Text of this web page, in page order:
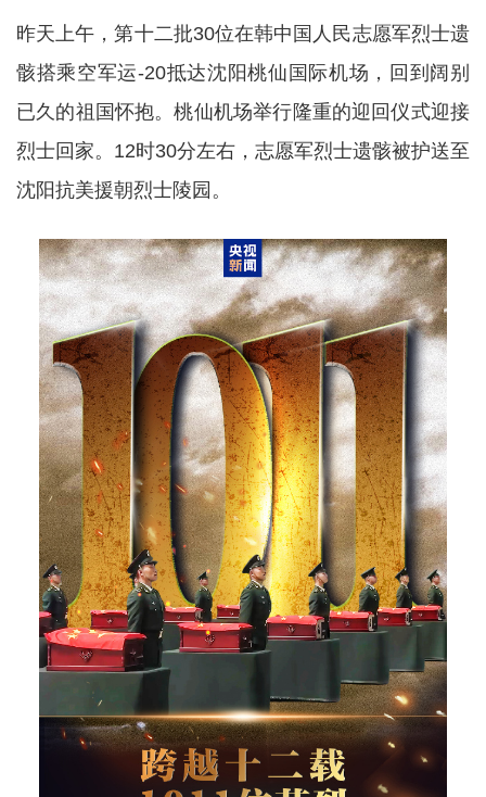
昨天上午，第十二批30位在韩中国人民志愿军烈士遗
骸搭乘空军运-20抵达沈阳桃仙国际机场，回到阔别
已久的祖国怀抱。桃仙机场举行隆重的迎回仪式迎接
烈士回家。12时30分左右，志愿军烈士遗骸被护送至
沈阳抗美援朝烈士陵园。